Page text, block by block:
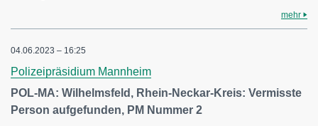
mehr
04.06.2023 – 16:25
Polizeipräsidium Mannheim
POL-MA: Wilhelmsfeld, Rhein-Neckar-Kreis: Vermisste
Person aufgefunden, PM Nummer 2